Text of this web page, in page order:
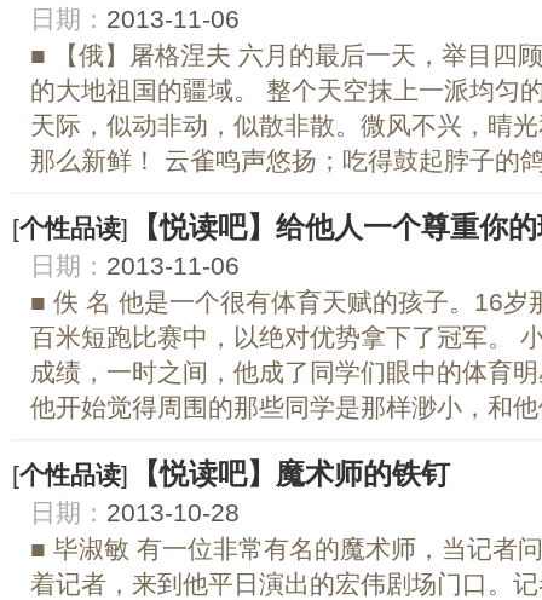
日期： 2013-11-06
■ 【俄】屠格涅夫 六月的最后一天，举目四
的大地祖国的疆域。 整个天空抹上一派均匀
天际，似动非动，似散非散。微风不兴，晴
那么新鲜！ 云雀鸣声悠扬；吃得鼓起脖子的
[个性品读] 【悦读吧】给他人一个尊重你
日期： 2013-11-06
■ 佚 名 他是一个很有体育天赋的孩子。16岁
百米短跑比赛中，以绝对优势拿下了冠军。
成绩，一时之间，他成了同学们眼中的体育
他开始觉得周围的那些同学是那样渺小，和
[个性品读] 【悦读吧】魔术师的铁钉
日期： 2013-10-28
■ 毕淑敏 有一位非常有名的魔术师，当记者
着记者，来到他平日演出的宏伟剧场门口。